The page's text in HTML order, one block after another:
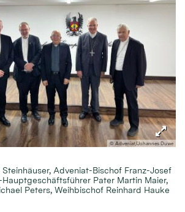
© Adveniat/Johannes Duwe
Steinhäuser, Adveniat-Bischof Franz-Josef
Pater Martin Maier,
Peters, Weihbischof Reinhard Hauke